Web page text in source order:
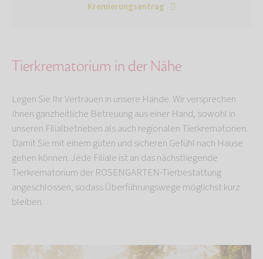
Kremierungsantrag
Tierkrematorium in der Nähe
Legen Sie Ihr Vertrauen in unsere Hände. Wir versprechen
Ihnen ganzheitliche Betreuung aus einer Hand, sowohl in
unseren Filialbetrieben als auch regionalen Tierkrematorien.
Damit Sie mit einem guten und sicheren Gefühl nach Hause
gehen können. Jede Filiale ist an das nächstliegende
Tierkrematorium der ROSENGARTEN-Tierbestattung
angeschlossen, sodass Überführungswege möglichst kurz
bleiben.